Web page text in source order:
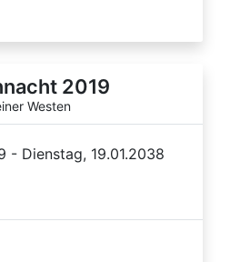
2019
Westen
- Dienstag, 19.01.2038